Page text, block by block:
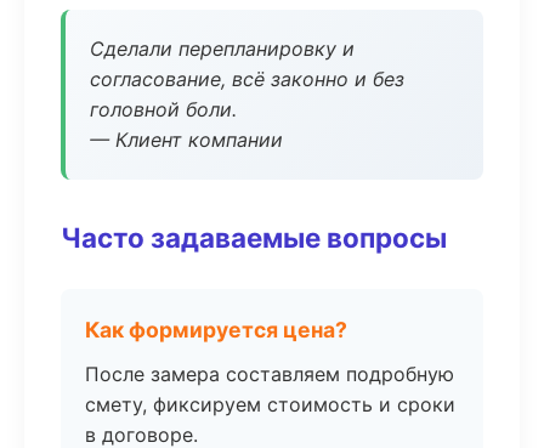
Сделали перепланировку и
согласование, всё законно и без
головной боли.
— Клиент компании
Часто задаваемые вопросы
Как формируется цена?
После замера составляем подробную
смету, фиксируем стоимость и сроки
в договоре.